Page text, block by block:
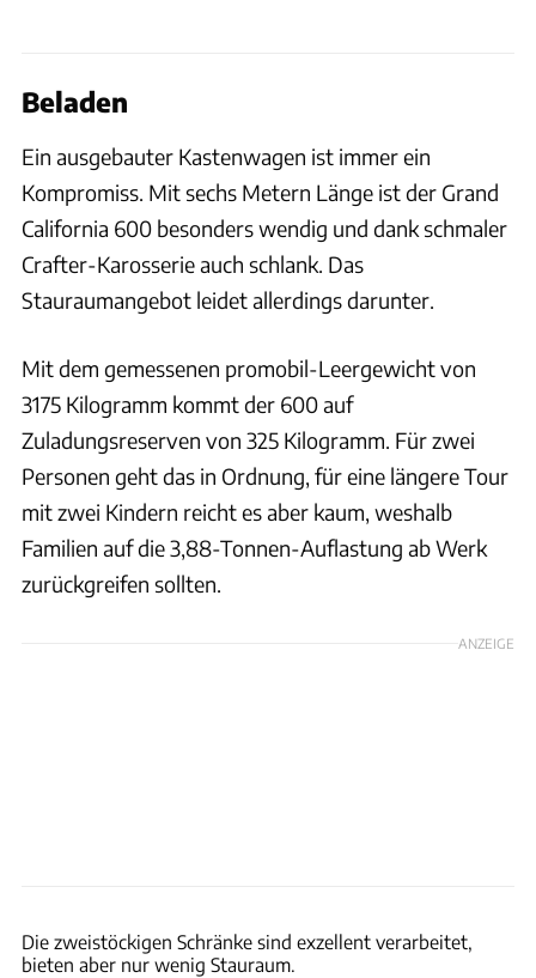
Beladen
Ein ausgebauter Kastenwagen ist immer ein
Kompromiss. Mit sechs Metern Länge ist der Grand
California 600 besonders wendig und dank schmaler
Crafter-Karosserie auch schlank. Das
Stauraumangebot leidet allerdings darunter.
Mit dem gemessenen promobil-Leergewicht von
3175 Kilogramm kommt der 600 auf
Zuladungsreserven von 325 Kilogramm. Für zwei
Personen geht das in Ordnung, für eine längere Tour
mit zwei Kindern reicht es aber kaum, weshalb
Familien auf die 3,88-Tonnen-Auflastung ab Werk
zurückgreifen sollten.
ANZEIGE
Die zweistöckigen Schränke sind exzellent verarbeitet,
bieten aber nur wenig Stauraum.